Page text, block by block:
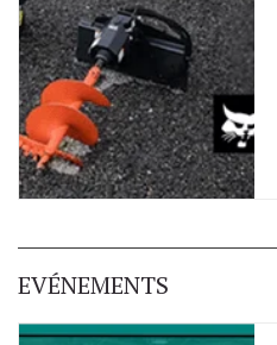
EVÉNEMENTS